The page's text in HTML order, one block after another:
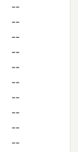
--
--
--
--
--
--
--
--
--
--